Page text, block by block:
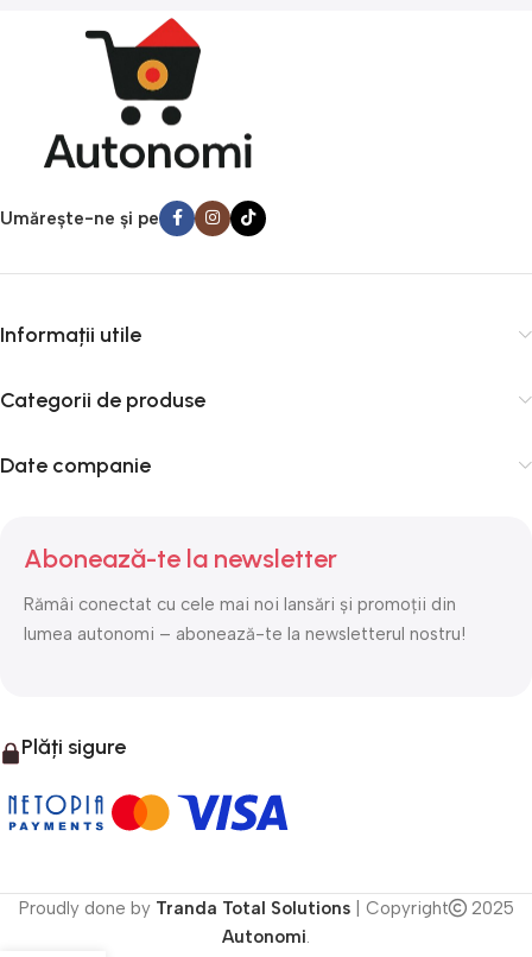
păstrează dovezi video
prețioase. Compactă și ușor de
montat pe parbriz, este ideală
pentru orice șofer — indiferent
dacă mergi zilnic în oraș sau
pleci la drum lung. O investiție
protecția mașinii.
Umărește-ne și pe
Informații utile
Categorii de produse
Date companie
Abonează-te la newsletter
Rămâi conectat cu cele mai noi lansări și promoții din
lumea autonomi – abonează-te la newsletterul nostru!
Plăți sigure
Proudly done by Tranda Total Solutions| Copyright
2025
Autonomi.